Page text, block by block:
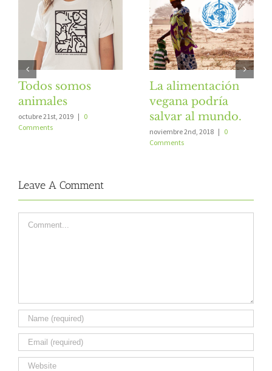
Todos somos
animales
octubre 21st, 2019 | 0
Comments
La alimentación
vegana podría
salvar al mundo.
noviembre 2nd, 2018 | 0
Comments
Leave A Comment
Comment